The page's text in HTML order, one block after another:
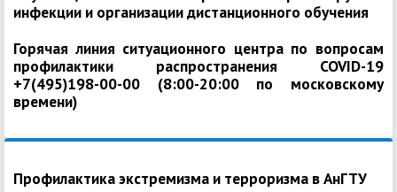
инфекции и организации дистанционного обучения
Горячая линия ситуационного центра по вопросам
профилактики распространения COVID-19
+7(495)198-00-00 (8:00-20:00 по московскому
времени)
Профилактика экстремизма и терроризма в АнГТУ